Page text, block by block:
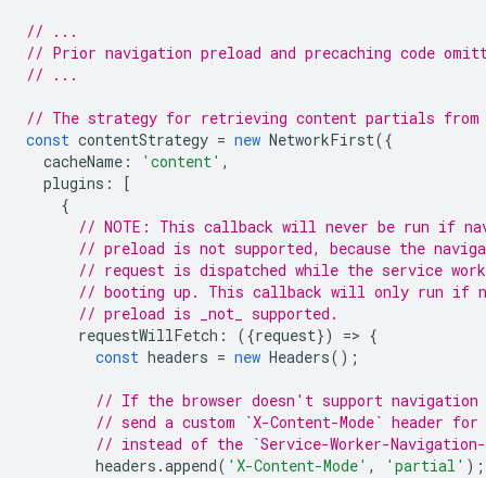
// ...
// Prior navigation preload and precaching code
// ...
// The strategy for retrieving content partials from
const contentStrategy = new NetworkFirst({
cacheName : 'content' ,
plugins :
[
{
// NOTE: This callback will never be run if
// preload is not supported, because the
// request is dispatched while the service
// booting up. This callback will only run if
// preload is _not_ supported.
requestWillFetch : ({request}) => {
const headers = new Headers();
// If the browser doesn't support navigation
// send a custom `X-Content-Mode` header
// instead of the `Service-Worker-
headers .append( 'X-Content-Mode' , 'partial' );